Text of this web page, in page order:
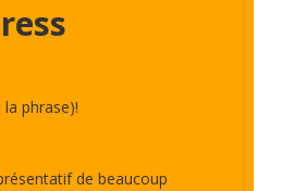
phrase)!
de beaucoup